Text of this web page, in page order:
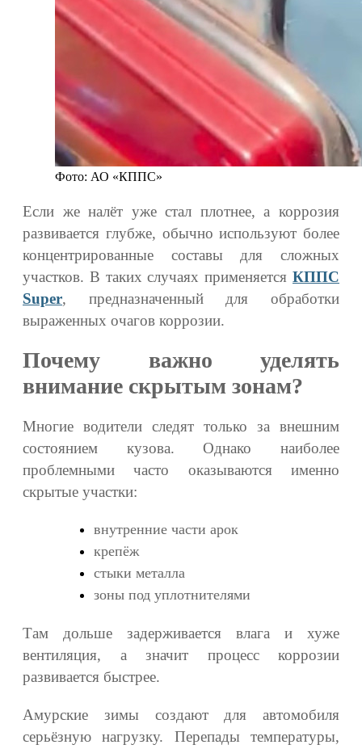
Фото: АО «КППС»
Если же налёт уже стал плотнее, а коррозия
развивается глубже, обычно используют более
концентрированные составы для сложных
участков. В таких случаях применяется КППС
Super, предназначенный для обработки
выраженных очагов коррозии.
Почему важно уделять
внимание скрытым зонам?
Многие водители следят только за внешним
состоянием кузова. Однако наиболее
проблемными часто оказываются именно
скрытые участки:
внутренние части арок
крепёж
стыки металла
зоны под уплотнителями
Там дольше задерживается влага и хуже
вентиляция, а значит процесс коррозии
развивается быстрее.
Амурские зимы создают для автомобиля
серьёзную нагрузку. Перепады температуры,